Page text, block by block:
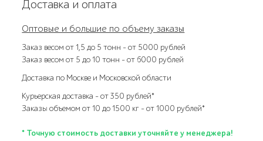
Доставка и оплата
Оптовые и большие по объему заказы
Заказ весом от 1,5 до 5 тонн – от 5000 рублей
Заказ весом от 5 до 10 тонн – от 6000 рублей
Доставка по Москве и Московской области
Курьерская доставка – от 350 рублей*
Заказы объемом от 10 до 1500 кг – от 1000 рублей*
* Точную стоимость доставки уточняйте у менеджера!